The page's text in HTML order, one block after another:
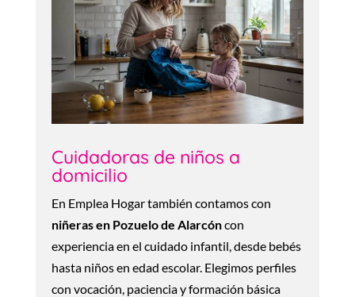
Cuidadoras de niños a
domicilio
En Emplea Hogar también contamos con
niñeras en Pozuelo de Alarcóncon
experiencia en el cuidado infantil, desde bebés
hasta niños en edad escolar. Elegimos perfiles
con vocación, paciencia y formación básica